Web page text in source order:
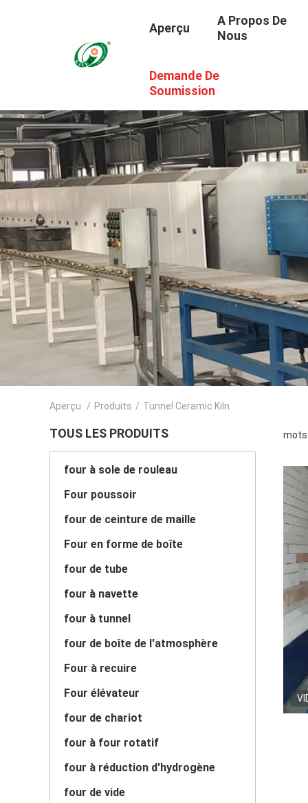
Aperçu
A Propos De
Nous
Demande De
Soumission
Aperçu / Produits / Tunnel Ceramic Kiln
TOUS LES PRODUITS
four à sole de rouleau
Four poussoir
four de ceinture de maille
Four en forme de boîte
four de tube
four à navette
four à tunnel
four de boîte de l'atmosphère
Four à recuire
Four élévateur
four de chariot
four à four rotatif
four à réduction d'hydrogène
four de vide
mots